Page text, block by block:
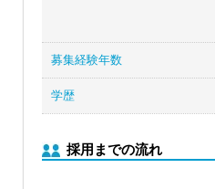
募集経験年数
学歴
採用までの流れ